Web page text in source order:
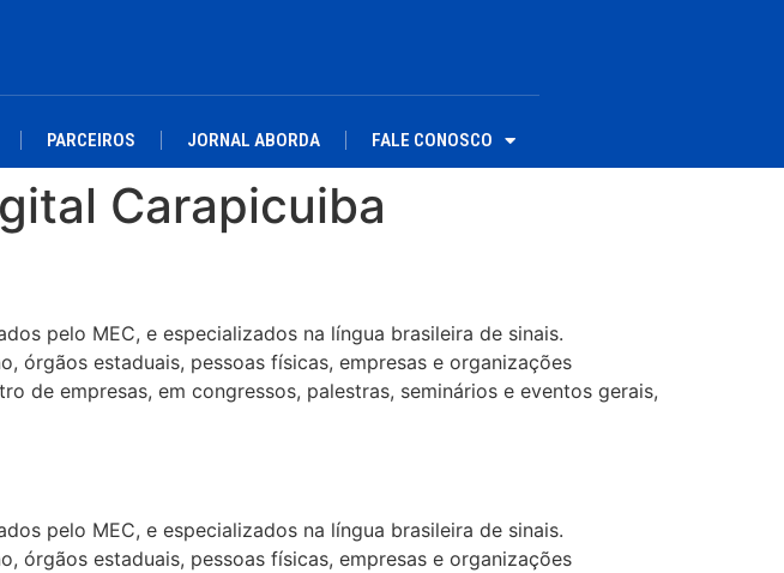
PARCEIROS JORNAL ABORDA FALE CONOSCO
Carapicuiba
pelo MEC, e especializados na língua brasileira de sinais.
órgãos estaduais, pessoas físicas, empresas e organizações
de empresas, em congressos, palestras, seminários e eventos gerais,
pelo MEC, e especializados na língua brasileira de sinais.
órgãos estaduais, pessoas físicas, empresas e organizações